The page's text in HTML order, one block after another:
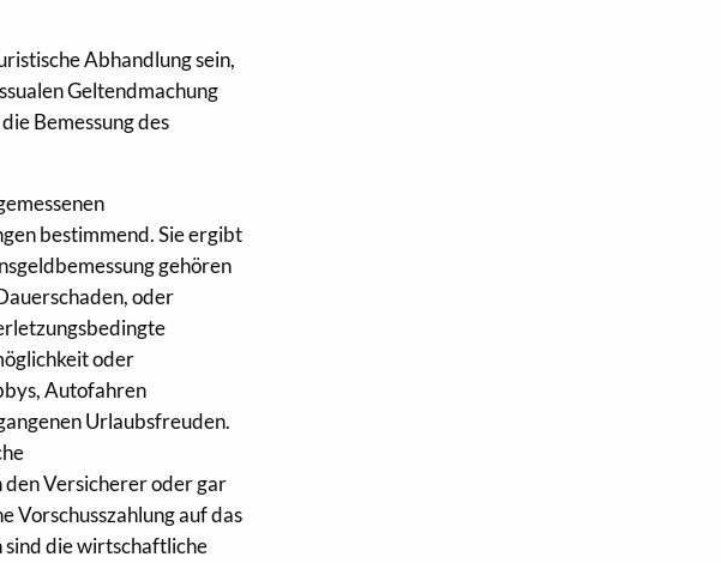
Abhandlung sein,
Geltendmachung
Bemessung des
bestimmend. Sie ergibt
gehören
oder
oder
Autofahren
Urlaubsfreuden.
den Versicherer oder gar
Vorschusszahlung auf das
sind die wirtschaftliche